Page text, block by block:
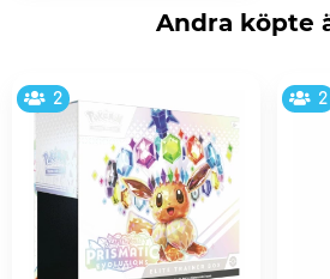
Andra köpte
2 2